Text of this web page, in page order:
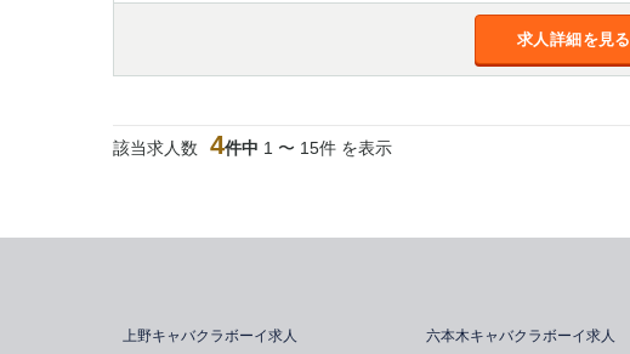
求人詳細を見る
該当求人数 4件中 1 〜 15件 を表示
上野キャバクラボーイ求人 六本木キャバクラボーイ求人